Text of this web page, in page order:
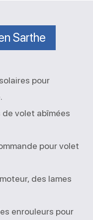
Sarthe
pour
de volet abîmées
pour volet
des lames
enrouleurs pour